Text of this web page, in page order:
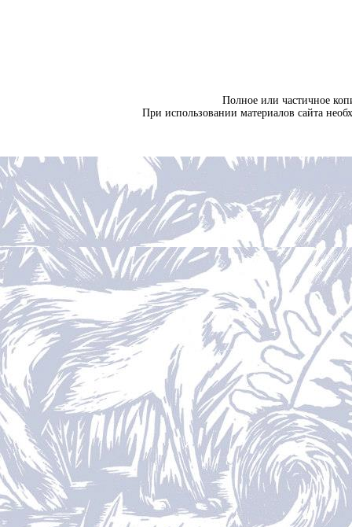
Полное или частичное
При использовании материалов сайта